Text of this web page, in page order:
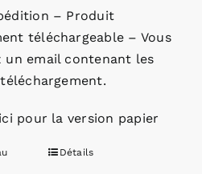
– Produit
téléchargeable – Vous
un email contenant les
pour la version papier
Détails